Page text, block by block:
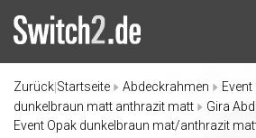
Zurück Startseite Abdeckrahmen Event
dunkelbraun matt anthrazit matt
Gira
Event Opak dunkelbraun mat/anthrazit